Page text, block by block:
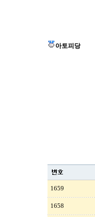
아토피당
1659
1658